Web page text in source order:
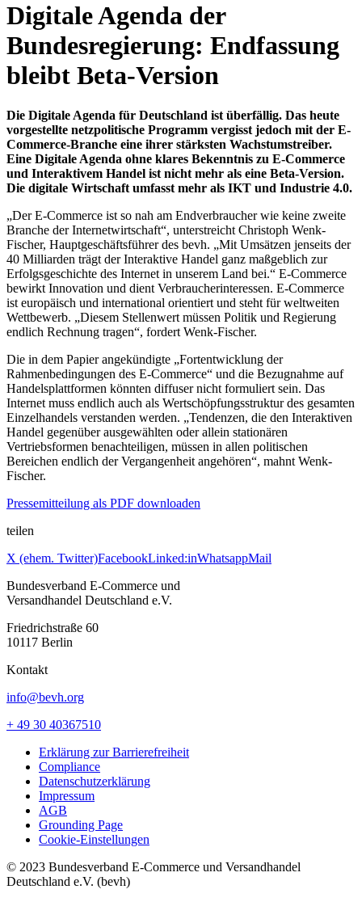
Digitale Agenda der
Bundesregierung: Endfassung
bleibt Beta-Version
Die Digitale Agenda für Deutschland ist überfällig. Das heute
vorgestellte netzpolitische Programm vergisst jedoch mit der E-
Commerce-Branche eine ihrer stärksten Wachstumstreiber.
Eine Digitale Agenda ohne klares Bekenntnis zu E-Commerce
und Interaktivem Handel ist nicht mehr als eine Beta-Version.
Die digitale Wirtschaft umfasst mehr als IKT und Industrie 4.0.
„Der E-Commerce ist so nah am Endverbraucher wie keine zweite
Branche der Internetwirtschaft“, unterstreicht Christoph Wenk-
Fischer, Hauptgeschäftsführer des bevh. „Mit Umsätzen jenseits der
40 Milliarden trägt der Interaktive Handel ganz maßgeblich zur
Erfolgsgeschichte des Internet in unserem Land bei.“ E-Commerce
bewirkt Innovation und dient Verbraucherinteressen. E-Commerce
ist europäisch und international orientiert und steht für weltweiten
Wettbewerb. „Diesem Stellenwert müssen Politik und Regierung
endlich Rechnung tragen“, fordert Wenk-Fischer.
Die in dem Papier angekündigte „Fortentwicklung der
Rahmenbedingungen des E-Commerce“ und die Bezugnahme auf
Handelsplattformen könnten diffuser nicht formuliert sein. Das
Internet muss endlich auch als Wertschöpfungsstruktur des gesamten
Einzelhandels verstanden werden. „Tendenzen, die den Interaktiven
Handel gegenüber ausgewählten oder allein stationären
Vertriebsformen benachteiligen, müssen in allen politischen
Bereichen endlich der Vergangenheit angehören“, mahnt Wenk-
Fischer.
Pressemitteilung als PDF downloaden
teilen
X (ehem. Twitter)FacebookLinked:inWhatsappMail
Bundesverband E-Commerce und
Versandhandel Deutschland e.V.
Friedrichstraße 60
10117 Berlin
Kontakt
info@bevh.org
+ 49 30 40367510
Erklärung zur Barrierefreiheit
Compliance
Datenschutzerklärung
Impressum
AGB
Grounding Page
Cookie-Einstellungen
© 2023 Bundesverband E-Commerce und Versandhandel
Deutschland e.V. (bevh)